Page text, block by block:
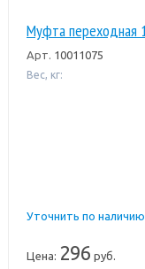
Муфта переходная
Арт. 10011075
Вес, кг:
Уточнить по наличию
Цена: 296 руб.